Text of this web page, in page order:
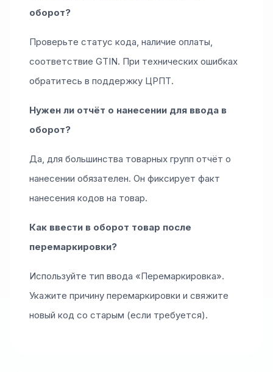
оборот?
Проверьте статус кода, наличие оплаты,
соответствие GTIN. При технических ошибках
обратитесь в поддержку ЦРПТ.
Нужен ли отчёт о нанесении для ввода в
оборот?
Да, для большинства товарных групп отчёт о
нанесении обязателен. Он фиксирует факт
нанесения кодов на товар.
Как ввести в оборот товар после
перемаркировки?
Используйте тип ввода «Перемаркировка».
Укажите причину перемаркировки и свяжите
новый код со старым (если требуется).